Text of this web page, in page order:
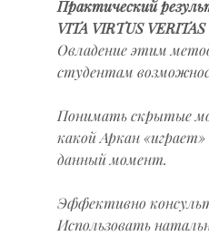
Практический
VITA VIRTUS VERITAS
Овладение этим
студентам
Понимать скрытые
какой Аркан «играет»
данный момент.
Эффективно
Использовать